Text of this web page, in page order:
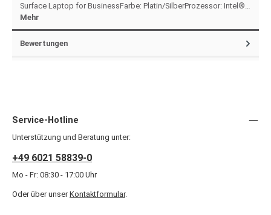
Surface Laptop for BusinessFarbe: Platin/SilberProzessor: Intel®…
Mehr
Bewertungen
Service-Hotline
Unterstützung und Beratung unter:
+49 6021 58839-0
Mo - Fr: 08:30 - 17:00 Uhr
Oder über unser Kontaktformular.